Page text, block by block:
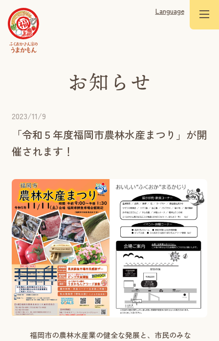
Language
2023/11/9
「令和５年度福岡市農林水産まつり」が開
催されます！
福岡市の農林水産業の健全な発展と、市民のみな